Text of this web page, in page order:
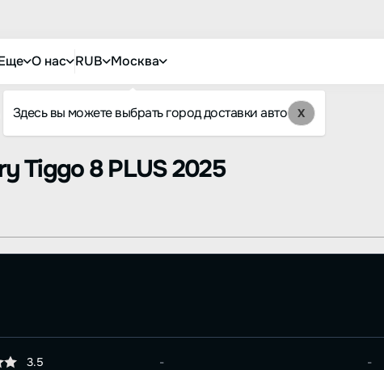
О нас RUB Москва
Здесь вы можете выбрать город доставки авто X
Tiggo 8 PLUS 2025
3.5
-
-